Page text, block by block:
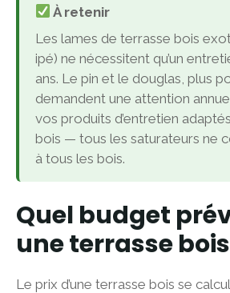
À retenir
Les lames de terrasse bois
ipé) ne nécessitent qu’un
ans. Le pin et le douglas, plus
demandent une attention
vos produits d’entretien
bois — tous les saturateurs ne
à tous les bois.
Quel budget
une terrasse
Le prix d’une terrasse bois se